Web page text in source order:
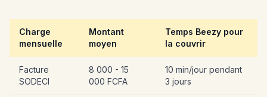
Charge
mensuelle
Montant
moyen
Temps Beezy pour
la couvrir
Facture
SODECI
8 000 - 15
000 FCFA
10 min/jour pendant
3 jours